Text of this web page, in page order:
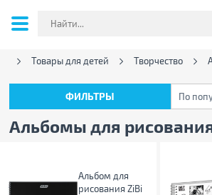
Товары для детей Творчество
Альбомы для
ФИЛЬТРЫ По
Альбом для
рисования ZiBi
ФИЛЬТРЫ По